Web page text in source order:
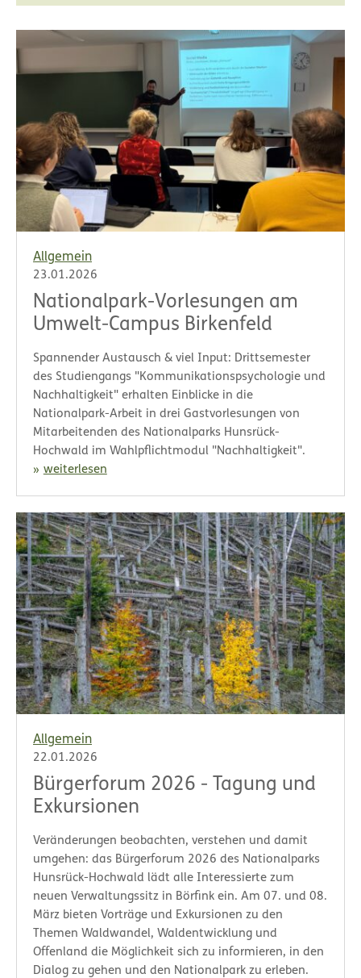
Allgemein
23.01.2026
Nationalpark-Vorlesungen am
Umwelt-Campus Birkenfeld
Spannender Austausch & viel Input: Drittsemester
des Studiengangs "Kommunikationspsychologie und
Nachhaltigkeit" erhalten Einblicke in die
Nationalpark-Arbeit in drei Gastvorlesungen von
Mitarbeitenden des Nationalparks Hunsrück-
Hochwald im Wahlpflichtmodul "Nachhaltigkeit".
weiterlesen
Allgemein
22.01.2026
Bürgerforum 2026 - Tagung und
Exkursionen
Veränderungen beobachten, verstehen und damit
umgehen: das Bürgerforum 2026 des Nationalparks
Hunsrück-Hochwald lädt alle Interessierte zum
neuen Verwaltungssitz in Börfink ein. Am 07. und 08.
März bieten Vorträge und Exkursionen zu den
Themen Waldwandel, Waldentwicklung und
Offenland die Möglichkeit sich zu informieren, in den
Dialog zu gehen und den Nationalpark zu erleben.